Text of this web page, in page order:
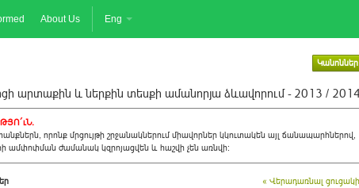
About Us Eng
Կանոններ
արտաքին և ներքին տեսքի ամանորյա ձևավորում - 2013 / 2014
որոնք մրցույթի շրջանակներում միավորներ կկուտակեն այլ ճանապարհներով,
ամփոփման ժամանակ կզրոյացվեն և հաշվի չեն առնվի:
« Վերադառնալ